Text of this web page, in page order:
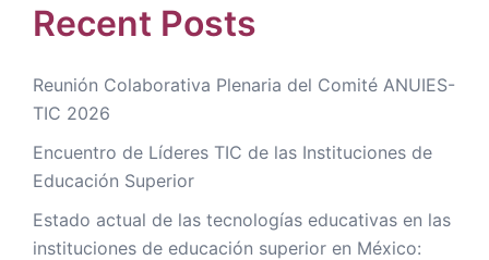
Recent Posts
Reunión Colaborativa Plenaria del Comité ANUIES-
TIC 2026
Encuentro de Líderes TIC de las Instituciones de
Educación Superior
Estado actual de las tecnologías educativas en las
instituciones de educación superior en México: